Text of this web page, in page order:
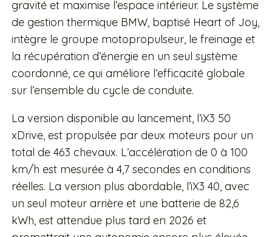
gravité et maximise l’espace intérieur. Le système
de gestion thermique BMW, baptisé Heart of Joy,
intègre le groupe motopropulseur, le freinage et
la récupération d’énergie en un seul système
coordonné, ce qui améliore l’efficacité globale
sur l’ensemble du cycle de conduite.
La version disponible au lancement, l’iX3 50
xDrive, est propulsée par deux moteurs pour un
total de 463 chevaux. L’accélération de 0 à 100
km/h est mesurée à 4,7 secondes en conditions
réelles. La version plus abordable, l’iX3 40, avec
un seul moteur arrière et une batterie de 82,6
kWh, est attendue plus tard en 2026 et